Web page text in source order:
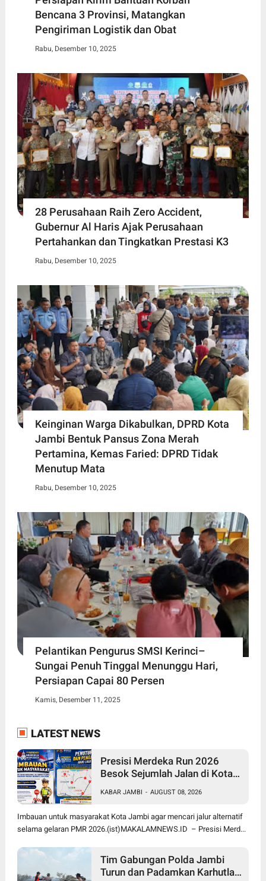
Bencana 3 Provinsi, Matangkan
Pengiriman Logistik dan Obat
Rabu, Desember 10, 2025
28 Perusahaan Raih Zero Accident,
Gubernur Al Haris Ajak Perusahaan
Pertahankan dan Tingkatkan Prestasi K3
Rabu, Desember 10, 2025
Keinginan Warga Dikabulkan, DPRD Kota
Jambi Bentuk Pansus Zona Merah
Pertamina, Kemas Faried: DPRD Tidak
Menutup Mata
Rabu, Desember 10, 2025
Pelantikan Pengurus SMSI Kerinci–
Sungai Penuh Tinggal Menunggu Hari,
Persiapan Capai 80 Persen
Kamis, Desember 11, 2025
LATEST NEWS
Presisi Merdeka Run 2026
Besok Sejumlah Jalan di Kota
Imbau Masyarakat Gunakan
Jalur Alternatif
KABAR JAMBI - AUGUST 08, 2026
Imbauan untuk masyarakat Kota Jambi agar mencari jalur alternatif
selama gelaran PMR 2026.(ist)MAKALAMNEWS.ID – Presisi Merd...
Tim Gabungan Polda Jambi
Turun dan Padamkan Karhutla